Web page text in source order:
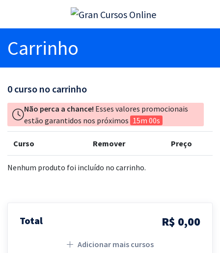
Carrinho
0 curso no carrinho
Não perca a chance! Esses valores promocionais
estão garantidos nos próximos 15m 00s
Curso Remover Preço
Nenhum produto foi incluído no carrinho.
Total R$ 0,00
Adicionar mais cursos